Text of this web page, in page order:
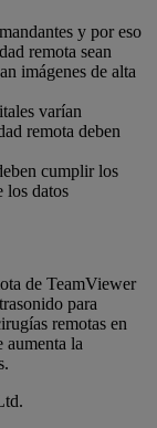
y por eso
remota sean
imágenes de alta
varían
remota deben
cumplir los
los datos
de TeamViewer
para
remotas en
aumenta la